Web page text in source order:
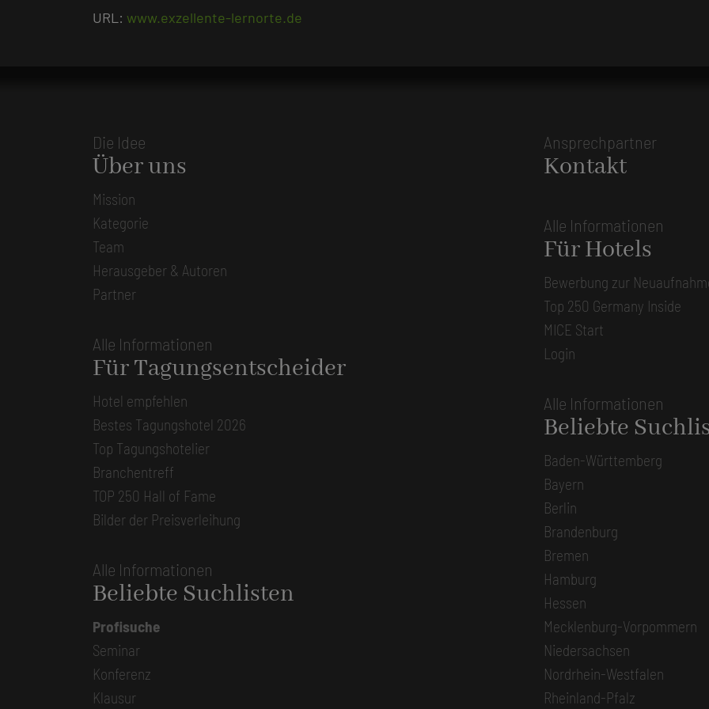
URL: www.exzellente-lernorte.de
Die Idee
Über uns
Mission
Kategorie
Team
Herausgeber & Autoren
Partner
Alle Informationen
Für Tagungsentscheider
Hotel empfehlen
Bestes Tagungshotel 2026
Top Tagungshotelier
Branchentreff
TOP 250 Hall of Fame
Bilder der Preisverleihung
Alle Informationen
Beliebte Suchlisten
Profisuche
Seminar
Konferenz
Klausur
Ansprechpartner
Kontakt
Alle Informationen
Für Hotels
Bewerbung zur
Top 250 Germany Inside
MICE Start
Login
Alle Informationen
Beliebte
Baden-Württemberg
Bayern
Berlin
Brandenburg
Bremen
Hamburg
Hessen
Mecklenburg-Vorpommern
Niedersachsen
Nordrhein-Westfalen
Rheinland-Pfalz